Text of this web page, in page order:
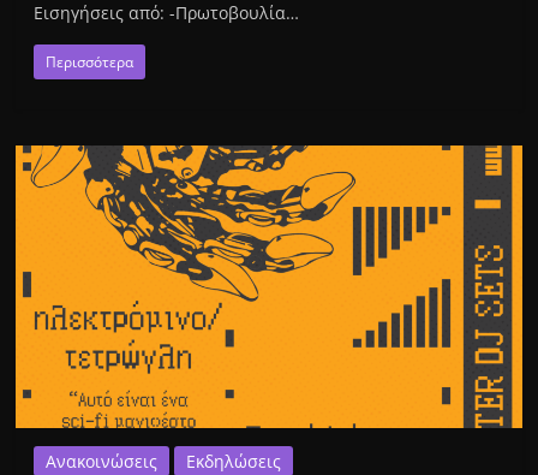
Εισηγήσεις από: -Πρωτοβουλία…
Περισσότερα
Ανακοινώσεις Εκδηλώσεις